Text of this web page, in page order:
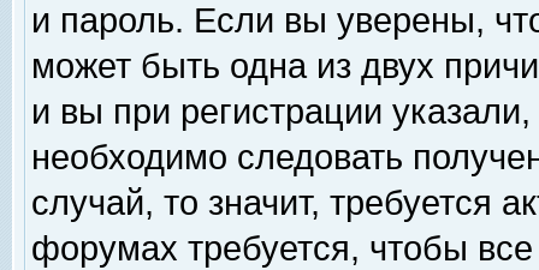
и пароль. Если вы уверены,
может быть одна из двух
и вы при регистрации
необходимо следовать
случай, то значит, требуется
форумах требуется, чтобы